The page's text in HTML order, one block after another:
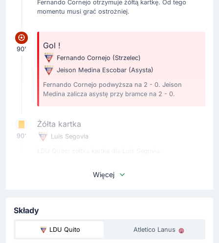
Fernando Cornejo otrzymuje żółtą kartkę. Od tego
momentu musi grać ostrożniej.
90' Gol !
Fernando Cornejo (Strzelec)
Jeison Medina Escobar (Asysta)
Fernando Cornejo podwyższa na 2 - 0. Jeison
Medina zalicza asystę przy bramce na 2 - 0.
90'
Żółta kartka
Luis Segovia
Zmiana zawodnika
plac gry i za niego wchodzi Jesus Pretell.
Więcej
Składy
LDU Quito Atletico Lanus